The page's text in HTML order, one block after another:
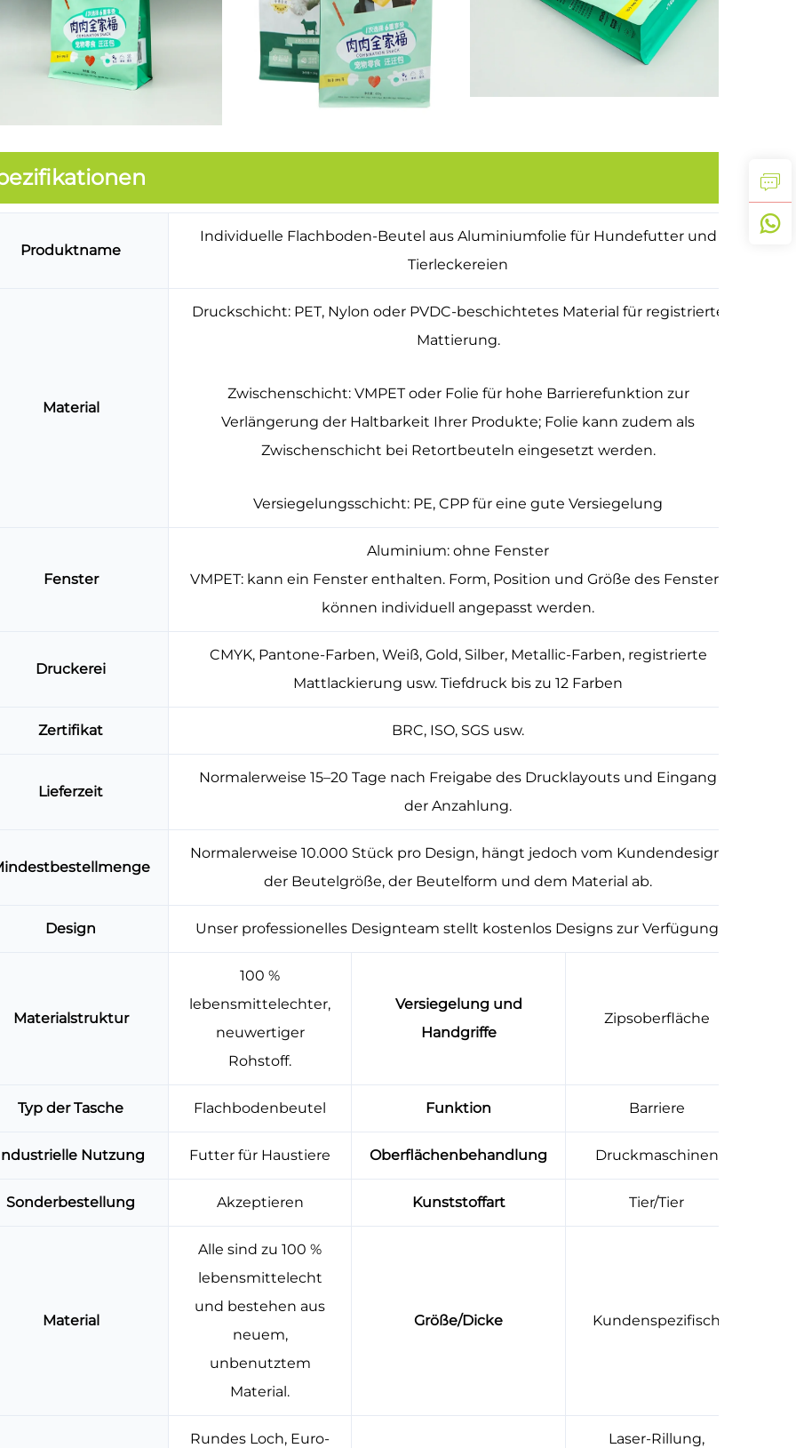
Produktname
Individuelle Flachboden-Beutel aus Aluminiumfolie für Hundefutter und
Tierleckereien
Material
Druckschicht: PET, Nylon oder PVDC-beschichtetes Material für registrierte
Mattierung.
Zwischenschicht: VMPET oder Folie für hohe Barrierefunktion zur
Verlängerung der Haltbarkeit Ihrer Produkte; Folie kann zudem als
Zwischenschicht bei Retortbeuteln eingesetzt werden.
Versiegelungsschicht: PE, CPP für eine gute Versiegelung
Fenster
Aluminium: ohne Fenster
VMPET: kann ein Fenster enthalten. Form, Position und Größe des Fensters
können individuell angepasst werden.
Druckerei
CMYK, Pantone-Farben, Weiß, Gold, Silber, Metallic-Farben, registrierte
Mattlackierung usw. Tiefdruck bis zu 12 Farben
Zertifikat BRC, ISO, SGS usw.
Lieferzeit
Normalerweise 15–20 Tage nach Freigabe des Drucklayouts und Eingang
der Anzahlung.
Normalerweise 10.000 Stück pro Design, hängt jedoch vom Kundendesign,
der Beutelgröße, der Beutelform und dem Material ab.
Design Unser professionelles Designteam stellt kostenlos Designs zur Verfügung.
Materialstruktur
100 %
lebensmittelechter,
neuwertiger
Rohstoff.
Versiegelung und
Handgriffe
Zipsoberfläche
Typ der Tasche Flachbodenbeutel Funktion Barriere
Nutzung Futter für Haustiere Oberflächenbehandlung Druckmaschinen
Sonderbestellung Akzeptieren Kunststoffart Tier/Tier
Material
Alle sind zu 100 %
lebensmittelecht
und bestehen aus
neuem,
unbenutztem
Material.
Größe/Dicke Kundenspezifisch
Rundes Loch, Euro- Laser-Rillung,